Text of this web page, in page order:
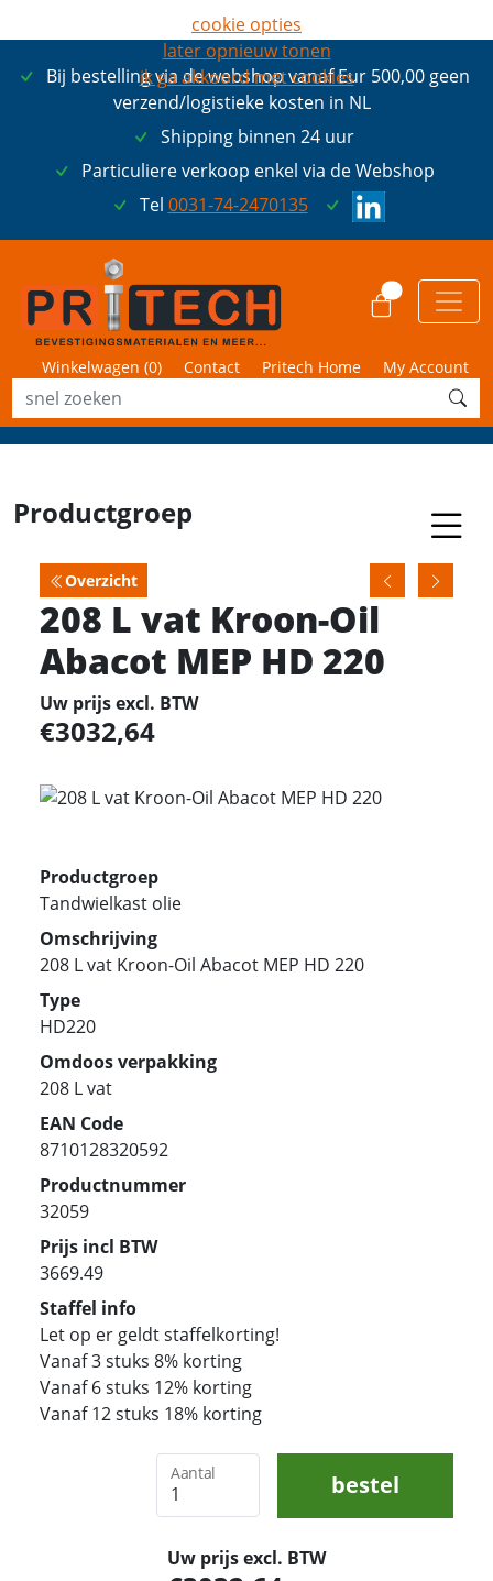
Bij bestelling via de webshop vanaf Eur 500,00 geen
verzend/logistieke kosten in NL
Shipping binnen 24 uur
Particuliere verkoop enkel via de Webshop
Tel 0031-74-2470135
Winkelwagen (0) Contact Pritech Home My Account
Productgroep
Overzicht
208 L vat Kroon-Oil
Abacot MEP HD 220
Uw prijs excl. BTW
3032,64
Productgroep
Tandwielkast olie
Omschrijving
208 L vat Kroon-Oil Abacot MEP HD 220
Type
HD220
Omdoos verpakking
208 L vat
EAN Code
8710128320592
Productnummer
32059
Prijs incl BTW
3669.49
Staffel info
Let op er geldt staffelkorting!
Vanaf 3 stuks 8% korting
Vanaf 6 stuks 12% korting
Vanaf 12 stuks 18% korting
Aantal bestel
Uw prijs excl. BTW
cookie opties
later opnieuw tonen
ik ga akkoord met cookies